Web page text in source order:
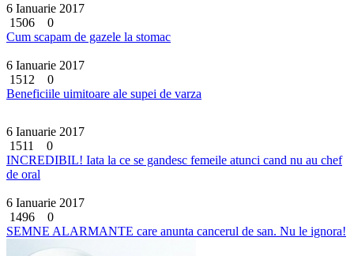
6 Ianuarie 2017
1506
0
Cum scapam de gazele la stomac
6 Ianuarie 2017
1512
0
Beneficiile uimitoare ale supei de varza
6 Ianuarie 2017
1511
0
INCREDIBIL! Iata la ce se gandesc femeile atunci cand nu au chef
de oral
6 Ianuarie 2017
1496
0
SEMNE ALARMANTE care anunta cancerul de san. Nu le ignora!